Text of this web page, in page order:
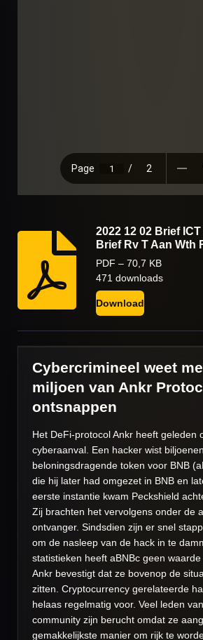
2022 12 02 Brief
Brief Rv T Aan Wth
PDF – 70,7 KB
471 downloads
Download
Cybercrimineel weet
miljoen van Ankr
ontsnappen
Het DeFi-protocol Ankr heeft geleden
cyberaanval. Een hacker wist
beloningsdragende token voor BNB
die hij later had omgezet in BNB en
eerste instantie kwam Peckshield
Zij brachten het vervolgens onder de
ontvanger. Sindsdien zijn er snel
om de nasleep van de hack in te
statistieken heeft aBNBc geen
Ankr bevestigt dat ze bovenop de
zitten. Cryptocurrency gerelateerde
helaas regelmatig voor. Veel leden
community zijn berucht omdat ze
gemakkelijkste manier om rijk te